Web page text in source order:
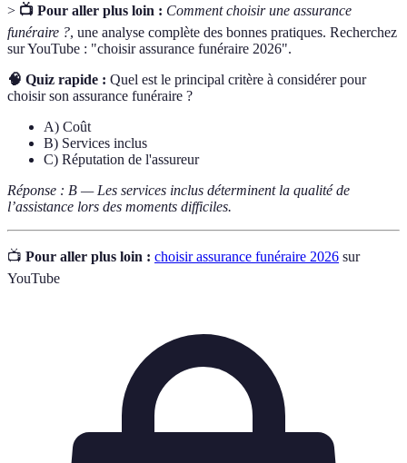
> 📺 Pour aller plus loin : Comment choisir une assurance
funéraire ?, une analyse complète des bonnes pratiques. Recherchez
sur YouTube : "choisir assurance funéraire 2026".
🧠 Quiz rapide : Quel est le principal critère à considérer pour
choisir son assurance funéraire ?
A) Coût
B) Services inclus
C) Réputation de l'assureur
Réponse : B — Les services inclus déterminent la qualité de
l’assistance lors des moments difficiles.
📺 Pour aller plus loin : choisir assurance funéraire 2026 sur
YouTube